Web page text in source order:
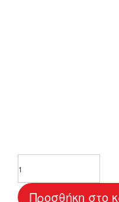
για
σαπουνόφουσκες
Προσθήκη στο